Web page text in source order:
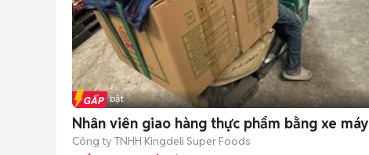
Tin nổi bật
Nhân viên giao hàng thực phẩm bằng xe máy
Công ty TNHH Kingdeli Super Foods